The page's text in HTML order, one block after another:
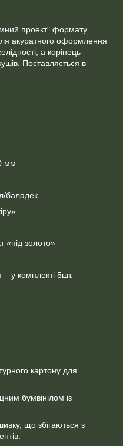
проект" формату
акуратного оформлення
а корінець
Поставляється в
мм
баладек
«під золото»
у комплекті 5шт.
картону для
бумвінілом із
що збігаються з